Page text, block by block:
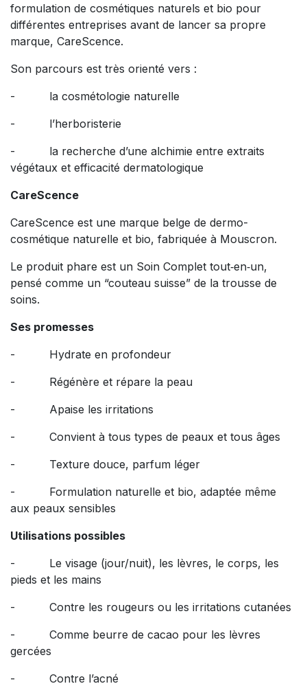
formulation de cosmétiques naturels et bio pour
différentes entreprises avant de lancer sa propre
marque, CareScence.
Son parcours est très orienté vers :
- la cosmétologie naturelle
- l’herboristerie
- la recherche d’une alchimie entre extraits
végétaux et efficacité dermatologique
CareScence
CareScence est une marque belge de dermo-
cosmétique naturelle et bio, fabriquée à Mouscron.
Le produit phare est un Soin Complet tout‑en‑un,
pensé comme un “couteau suisse” de la trousse de
soins.
Ses promesses
- Hydrate en profondeur
- Régénère et répare la peau
- Apaise les irritations
- Convient à tous types de peaux et tous âges
- Texture douce, parfum léger
- Formulation naturelle et bio, adaptée même
aux peaux sensibles
Utilisations possibles
- Le visage (jour/nuit), les lèvres, le corps, les
pieds et les mains
- Contre les rougeurs ou les irritations cutanées
- Comme beurre de cacao pour les lèvres
gercées
- Contre l’acné